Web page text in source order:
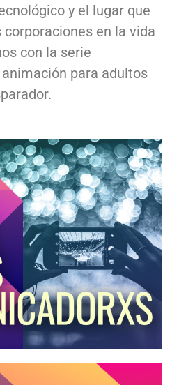
y el lugar que
en la vida
con la serie
para adultos